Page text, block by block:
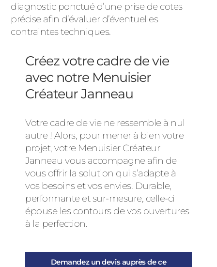
diagnostic ponctué d’une prise de cotes
précise afin d’évaluer d’éventuelles
contraintes techniques.
Créez votre cadre de vie
avec notre Menuisier
Créateur Janneau
Votre cadre de vie ne ressemble à nul
autre ! Alors, pour mener à bien votre
projet, votre Menuisier Créateur
Janneau vous accompagne afin de
vous offrir la solution qui s’adapte à
vos besoins et vos envies. Durable,
performante et sur-mesure, celle-ci
épouse les contours de vos ouvertures
à la perfection.
Demandez un devis auprès de ce